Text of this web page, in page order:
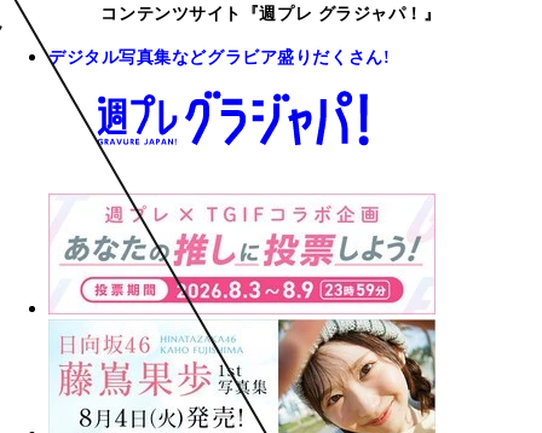
コンテンツサイト『週プレ グラジャパ！』
デジタル写真集などグラビア盛りだくさん!